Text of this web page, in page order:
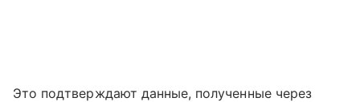
Это подтверждают данные, полученные через